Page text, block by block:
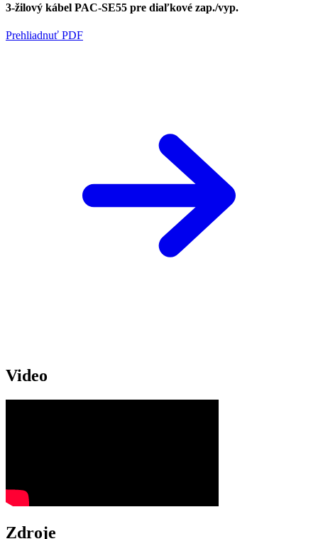
3-žilový kábel PAC-SE55 pre diaľkové zap./vyp.
Prehliadnuť PDF
Video
Zdroje